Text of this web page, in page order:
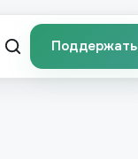
Поддержать